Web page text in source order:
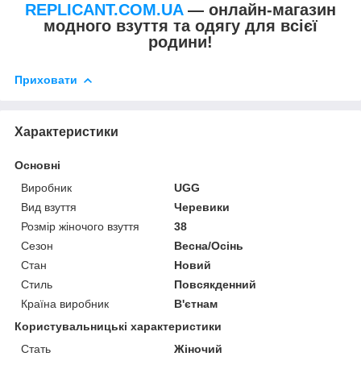
REPLICANT.COM.UA — онлайн-магазин
модного взуття та одягу для всієї
родини!
Приховати
Характеристики
Основні
Виробник
UGG
Вид взуття
Черевики
Розмір жіночого взуття
38
Сезон
Весна/Осінь
Стан
Новий
Стиль
Повсякденний
Країна виробник
В'єтнам
Користувальницькі характеристики
Стать
Жіночий